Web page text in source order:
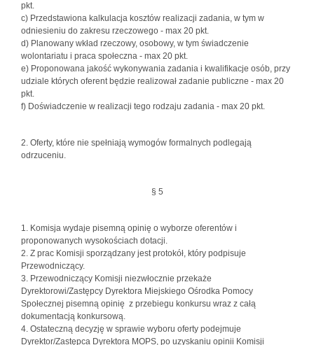
pkt.
c) Przedstawiona kalkulacja kosztów realizacji zadania, w tym w
odniesieniu do zakresu rzeczowego - max 20 pkt.
d) Planowany wkład rzeczowy, osobowy, w tym świadczenie
wolontariatu i praca społeczna - max 20 pkt.
e) Proponowana jakość wykonywania zadania i kwalifikacje osób, przy
udziale których oferent będzie realizował zadanie publiczne - max 20
pkt.
f) Doświadczenie w realizacji tego rodzaju zadania - max 20 pkt.
2. Oferty, które nie spełniają wymogów formalnych podlegają
odrzuceniu.
§ 5
1. Komisja wydaje pisemną opinię o wyborze oferentów i
proponowanych wysokościach dotacji.
2. Z prac Komisji sporządzany jest protokół, który podpisuje
Przewodniczący.
3. Przewodniczący Komisji niezwłocznie przekaże
Dyrektorowi/Zastępcy Dyrektora Miejskiego Ośrodka Pomocy
Społecznej pisemną opinię z przebiegu konkursu wraz z całą
dokumentacją konkursową.
4. Ostateczną decyzję w sprawie wyboru oferty podejmuje
Dyrektor/Zastępca Dyrektora MOPS, po uzyskaniu opinii Komisji